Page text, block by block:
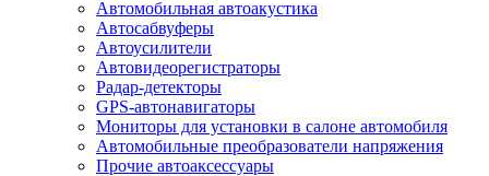
Автомобильная автоакустика
Автосабвуферы
Автоусилители
Автовидеорегистраторы
Радар-детекторы
GPS-автонавигаторы
Мониторы для установки в салоне автомобиля
Автомобильные преобразователи напряжения
Прочие автоаксессуары